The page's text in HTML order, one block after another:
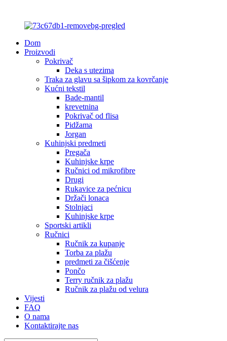
Dom
Proizvodi
Pokrivač
Deka s utezima
Traka za glavu sa šipkom za kovrčanje
Kućni tekstil
Bade-mantil
krevetnina
Pokrivač od flisa
Pidžama
Jorgan
Kuhinjski predmeti
Pregača
Kuhinjske krpe
Ručnici od mikrofibre
Drugi
Rukavice za pećnicu
Držači lonaca
Stolnjaci
Kuhinjske krpe
Sportski artikli
Ručnici
Ručnik za kupanje
Torba za plažu
predmeti za čišćenje
Pončo
Terry ručnik za plažu
Ručnik za plažu od velura
Vijesti
FAQ
O nama
Kontaktirajte nas